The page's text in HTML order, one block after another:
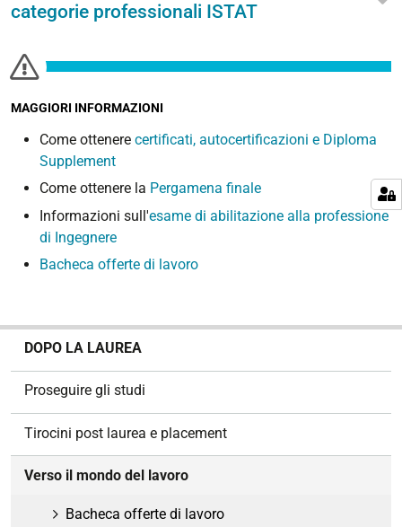
categorie professionali ISTAT
MAGGIORI INFORMAZIONI
Come ottenere certificati, autocertificazioni e Diploma
Supplement
Come ottenere la Pergamena finale
Informazioni sull'esame di abilitazione alla professione
di Ingegnere
Bacheca offerte di lavoro
DOPO LA LAUREA
Proseguire gli studi
Tirocini post laurea e placement
Verso il mondo del lavoro
Bacheca offerte di lavoro